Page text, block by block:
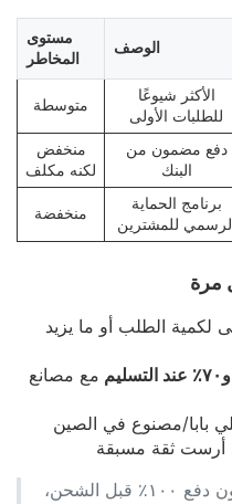
الوصف
مستوى
المخاطر
الأكثر شيوعًا
للطلبات الأولى
متوسطة
دفع مضمون من
البنك
منخفض
لكنه مكلف
برنامج الحماية
للمشترين
منخفضة
مرة
لكمية الطلب أو ما يزيد
مع مصانع
بابا/مصنوع في الصين
الموردون الذين يطلبون دفع ١٠٠٪ قبل الشحن،